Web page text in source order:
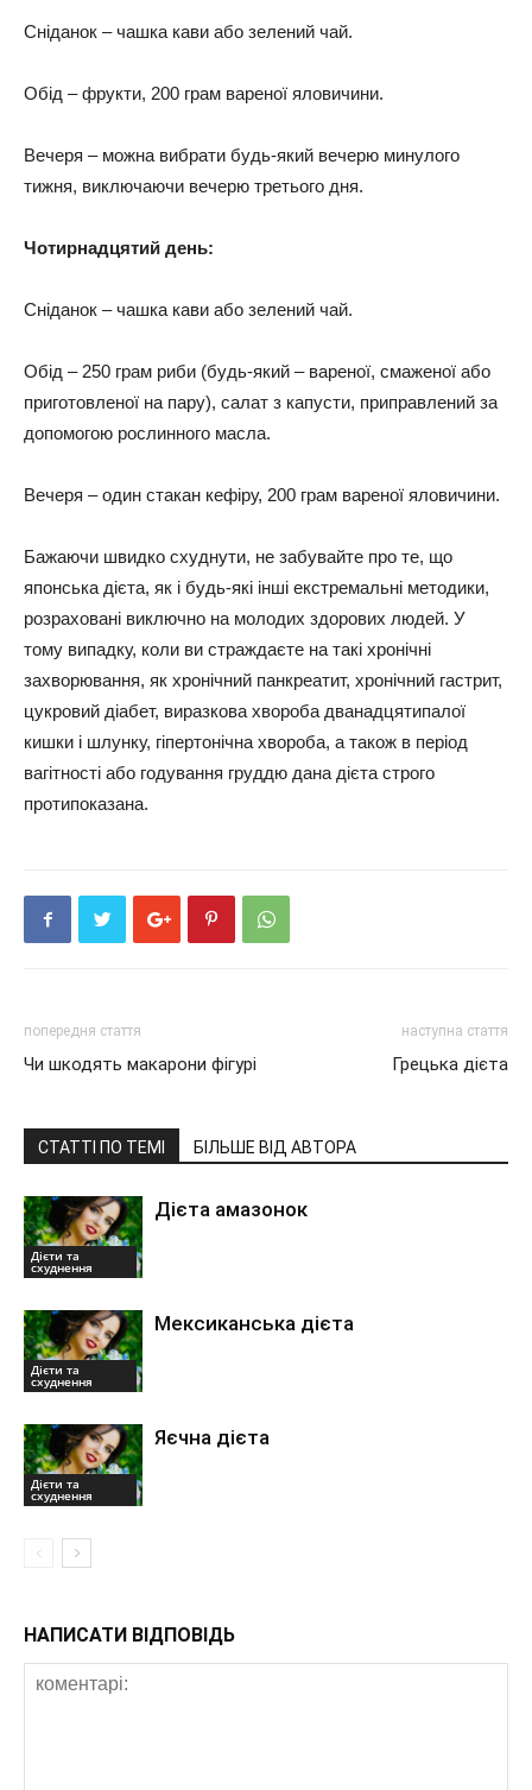
Сніданок – чашка кави або зелений чай.
Обід – фрукти, 200 грам вареної яловичини.
Вечеря – можна вибрати будь-який вечерю минулого
тижня, виключаючи вечерю третього дня.
Чотирнадцятий день:
Сніданок – чашка кави або зелений чай.
Обід – 250 грам риби (будь-який – вареної, смаженої або
приготовленої на пару), салат з капусти, приправлений за
допомогою рослинного масла.
Вечеря – один стакан кефіру, 200 грам вареної яловичини.
Бажаючи швидко схуднути, не забувайте про те, що
японська дієта, як і будь-які інші екстремальні методики,
розраховані виключно на молодих здорових людей. У
тому випадку, коли ви страждаєте на такі хронічні
захворювання, як хронічний панкреатит, хронічний гастрит,
цукровий діабет, виразкова хвороба дванадцятипалої
кишки і шлунку, гіпертонічна хвороба, а також в період
вагітності або годування груддю дана дієта строго
протипоказана.
попередня стаття
Чи шкодять макарони фігурі
наступна стаття
Грецька дієта
СТАТТІ ПО ТЕМІ БІЛЬШЕ ВІД АВТОРА
Дієти та
схуднення
Дієта амазонок
Дієти та
схуднення
Мексиканська дієта
Дієти та
схуднення
Яєчна дієта
НАПИСАТИ ВІДПОВІДЬ